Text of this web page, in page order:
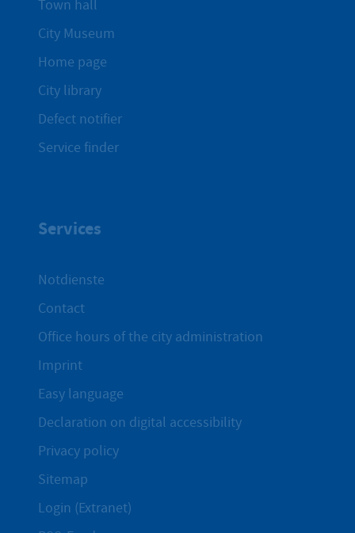
Town hall
City Museum
Home page
City library
Defect notifier
Service finder
Services
Notdienste
Contact
Office hours of the city administration
Imprint
Easy language
Declaration on digital accessibility
Privacy policy
Sitemap
Login (Extranet)